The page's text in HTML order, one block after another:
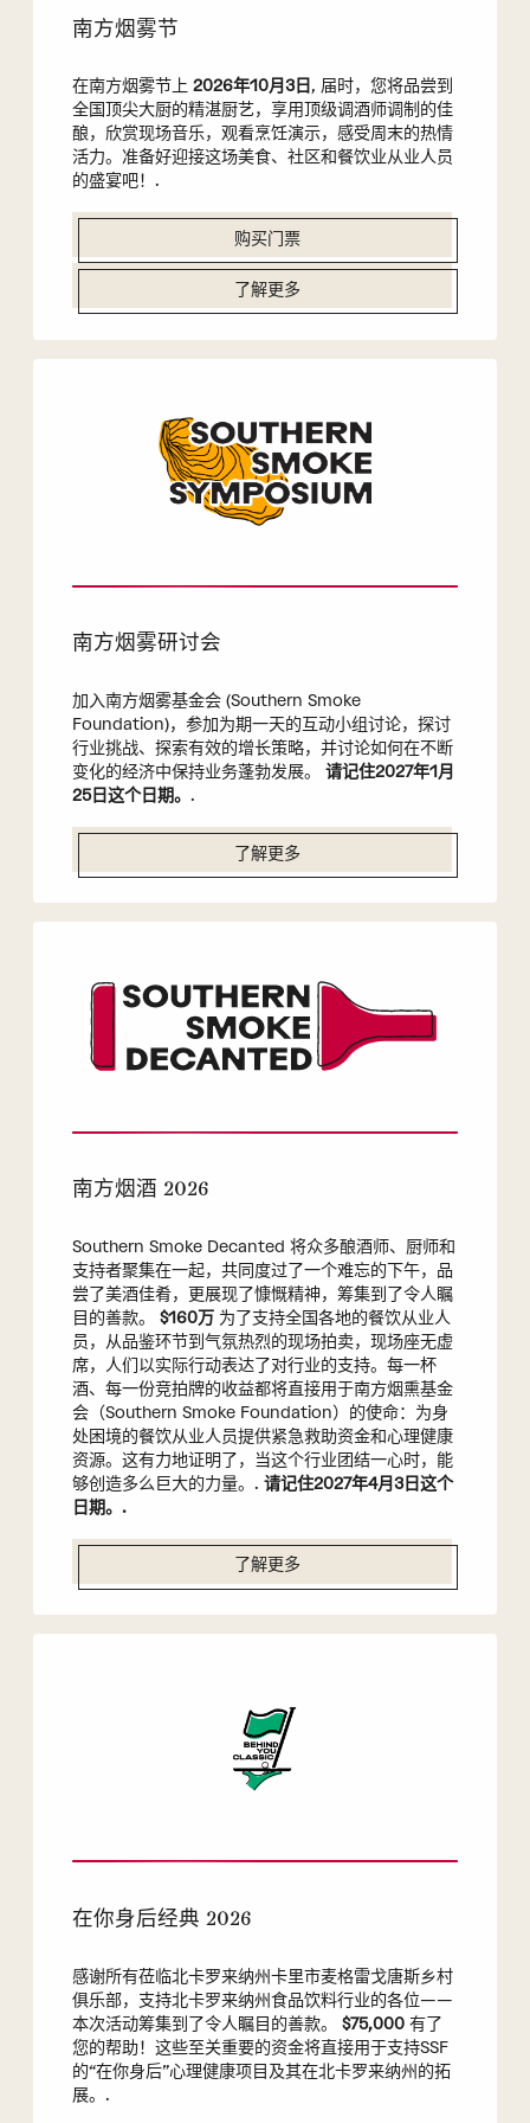
南方烟雾节
在南方烟雾节上 2026年10月3日 , 届时，您将品尝到
全国顶尖大厨的精湛厨艺，享用顶级调酒师调制的佳
酿，欣赏现场音乐，观看烹饪演示，感受周末的热情
活力。准备好迎接这场美食、社区和餐饮业从业人员
的盛宴吧！.
购买门票
了解更多
南方烟雾研讨会
加入南方烟雾基金会 (Southern Smoke
Foundation)，参加为期一天的互动小组讨论，探讨
行业挑战、探索有效的增长策略，并讨论如何在不断
变化的经济中保持业务蓬勃发展。 请记住2027年1月
25日这个日期。 .
了解更多
南方烟酒 2026
Southern Smoke Decanted 将众多酿酒师、厨师和
支持者聚集在一起，共同度过了一个难忘的下午，品
尝了美酒佳肴，更展现了慷慨精神，筹集到了令人瞩
目的善款。 $160万为了支持全国各地的餐饮从业人
员，从品鉴环节到气氛热烈的现场拍卖，现场座无虚
席，人们以实际行动表达了对行业的支持。每一杯
酒、每一份竞拍牌的收益都将直接用于南方烟熏基金
会（Southern Smoke Foundation）的使命：为身
处困境的餐饮从业人员提供紧急救助资金和心理健康
资源。这有力地证明了，当这个行业团结一心时，能
够创造多么巨大的力量。. 请记住2027年4月3日这个
日期。.
了解更多
在你身后经典 2026
感谢所有莅临北卡罗来纳州卡里市麦格雷戈唐斯乡村
俱乐部，支持北卡罗来纳州食品饮料行业的各位——
本次活动筹集到了令人瞩目的善款。 $75,000 有了
您的帮助！这些至关重要的资金将直接用于支持SSF
的“在你身后”心理健康项目及其在北卡罗来纳州的拓
展。.